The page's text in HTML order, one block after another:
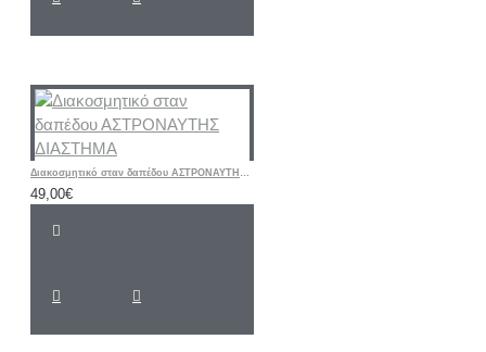
Διακοσμητικό σταν δαπέδου ΑΣΤΡΟΝΑΥΤΗΣ ΔΙΑΣΤΗΜΑ
49,00€